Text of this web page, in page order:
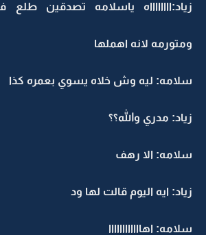
زياد:ااااااااه ياسلامه تصدقين طلع
ومتورمه لانه اهملها
سلامه: ليه وش خلاه يسوي بعمره كذا
زياد: مدري والله؟؟
سلامه: الا رهف
زياد: ايه اليوم قالت لها ود
سلامه: اهاااااااااااا